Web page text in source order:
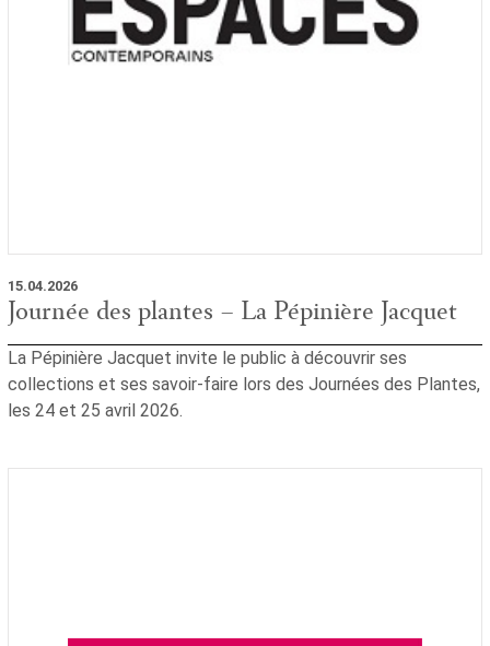
15.04.2026
Journée des plantes – La Pépinière Jacquet
La Pépinière Jacquet invite le public à découvrir ses
collections et ses savoir-faire lors des Journées des Plantes,
les 24 et 25 avril 2026.